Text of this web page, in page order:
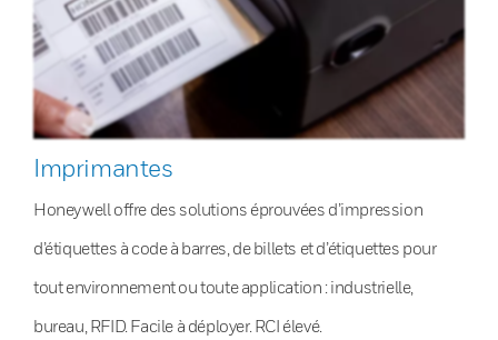
Imprimantes
Honeywell offre des solutions éprouvées d’impression
d’étiquettes à code à barres, de billets et d’étiquettes pour
tout environnement ou toute application : industrielle,
bureau, RFID. Facile à déployer. RCI élevé.